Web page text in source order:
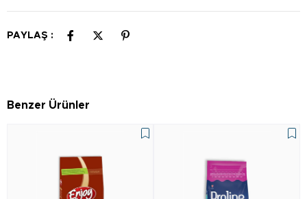
PAYLAŞ :
Benzer Ürünler